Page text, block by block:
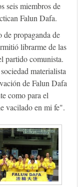
seis miembros de
Falun Dafa.
de propaganda de
librarme de las
partido comunista.
materialista
de Falun Dafa
como para el
vacilado en mi fe".